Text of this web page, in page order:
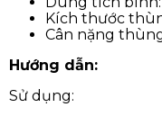
Kích thước
Cân nặng
Hướng dẫn:
Sử dụng: